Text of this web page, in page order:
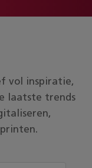
vol inspiratie,
laatste trends